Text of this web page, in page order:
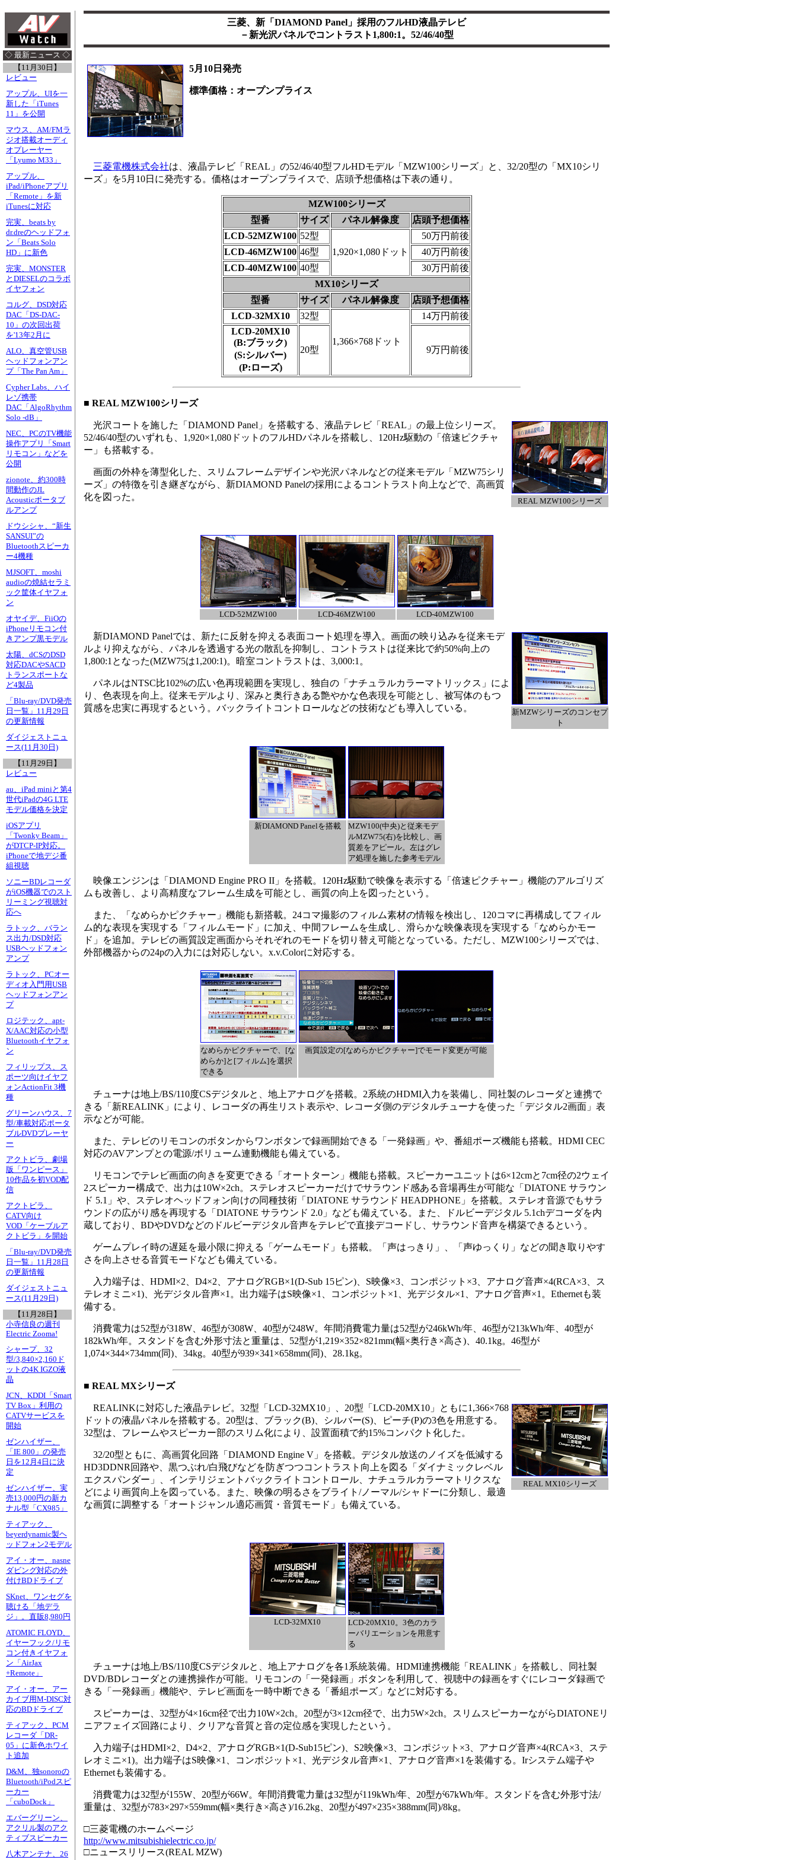
◇ 最新ニュース ◇
【11月30日】
レビュー
アップル、UIを一
新した「iTunes
11」を公開
マウス、AM/FMラ
ジオ搭載オーディ
オプレーヤー
「Lyumo M33」
アップル、
iPad/iPhoneアプリ
「Remote」を新
iTunesに対応
完実、beats by
dr.dreのヘッドフォ
ン「Beats Solo
HD」に新色
完実、MONSTER
とDIESELのコラボ
イヤフォン
コルグ、DSD対応
DAC「DS-DAC-
10」の次回出荷
を'13年2月に
ALO、真空管USB
ヘッドフォンアン
プ「The Pan Am」
Cypher Labs、ハイ
レゾ携帯
DAC「AlgoRhythm
Solo -dB」
NEC、PCのTV機能
操作アプリ「Smart
リモコン」などを
公開
zionote、約300時
間動作のJL
Acousticポータブ
ルアンプ
ドウシシャ、“新生
SANSUI”の
Bluetoothスピーカ
ー4機種
MJSOFT、moshi
audioの焼結セラミ
ック筐体イヤフォ
ン
オヤイデ、FiiOの
iPhoneリモコン付
きアンプ黒モデル
太陽、dCSのDSD
対応DACやSACD
トランスポートな
ど4製品
「Blu-ray/DVD発売
日一覧」11月29日
の更新情報
ダイジェストニュ
ース(11月30日)
【11月29日】
レビュー
au、iPad miniと第4
世代iPadの4G LTE
モデル価格を決定
iOSアプリ
「Twonky Beam」
がDTCP-IP対応。
iPhoneで地デジ番
組視聴
ソニーBDレコーダ
がiOS機器でのスト
リーミング視聴対
応へ
ラトック、バラン
ス出力/DSD対応
USBヘッドフォン
アンプ
ラトック、PCオー
ディオ入門用USB
ヘッドフォンアン
プ
ロジテック、apt-
X/AAC対応の小型
Bluetoothイヤフォ
ン
フィリップス、ス
ポーツ向けイヤフ
ォンActionFit 3機
種
グリーンハウス、7
型/車載対応ポータ
ブルDVDプレーヤ
ー
アクトビラ、劇場
版「ワンピース」
10作品を初VOD配
信
アクトビラ、
CATV向け
VOD「ケーブルア
クトビラ」を開始
「Blu-ray/DVD発売
日一覧」11月28日
の更新情報
ダイジェストニュ
ース(11月29日)
【11月28日】
小寺信良の週刊
Electric Zooma!
シャープ、32
型/3,840×2,160ド
ットの4K IGZO液
晶
JCN、KDDI「Smart
TV Box」利用の
CATVサービスを
開始
ゼンハイザー、
「IE 800」の発売
日を12月4日に決
定
ゼンハイザー、実
売13,000円の新カ
ナル型「CX985」
ティアック、
beyerdynamic製ヘ
ッドフォン2モデル
アイ・オー、nasne
ダビング対応の外
付けBDドライブ
SKnet、ワンセグを
聴ける「地デラ
ジ」。直販8,980円
ATOMIC FLOYD、
イヤーフック/リモ
コン付きイヤフォ
ン「AirJax
+Remote」
アイ・オー、アー
カイブ用M-DISC対
応のBDドライブ
ティアック、PCM
レコーダ「DR-
05」に新色ホワイ
ト追加
D&M、独sonoroの
Bluetooth/iPodスピ
ーカー
「cuboDock」
エバーグリーン、
アクリル製のアク
ティブスピーカー
八木アンテナ、26
三菱、新「DIAMOND Panel」採用のフルHD液晶テレビ
－新光沢パネルでコントラスト1,800:1。52/46/40型
5月10日発売
標準価格：オープンプライス
三菱電機株式会社は、液晶テレビ「REAL」の52/46/40型フルHDモデル「MZW100シリーズ」と、32/20型の「MX10シリ
ーズ」を5月10日に発売する。価格はオープンプライスで、店頭予想価格は下表の通り。
MZW100シリーズ
型番
サイズ パネル解像度
店頭予想価格
LCD-52MZW100 52型
1,920×1,080ドット
50万円前後
LCD-46MZW100 46型
40万円前後
LCD-40MZW100 40型
30万円前後
MX10シリーズ
型番
サイズ パネル解像度
店頭予想価格
LCD-32MX10
32型
1,366×768ドット
14万円前後
LCD-20MX10
(B:ブラック)
(S:シルバー)
(P:ローズ)
20型 9万円前後
■ REAL MZW100シリーズ
REAL MZW100シリーズ
光沢コートを施した「DIAMOND Panel」を搭載する、液晶テレビ「REAL」の最上位シリーズ。
52/46/40型のいずれも、1,920×1,080ドットのフルHDパネルを搭載し、120Hz駆動の「倍速ピクチャ
ー」も搭載する。
画面の外枠を薄型化した、スリムフレームデザインや光沢パネルなどの従来モデル「MZW75シリ
ーズ」の特徴を引き継ぎながら、新DIAMOND Panelの採用によるコントラスト向上などで、高画質
化を図った。
LCD-52MZW100 LCD-46MZW100 LCD-40MZW100
新MZWシリーズのコンセプ
ト
新DIAMOND Panelでは、新たに反射を抑える表面コート処理を導入。画面の映り込みを従来モデ
ルより抑えながら、パネルを透過する光の散乱を抑制し、コントラストは従来比で約50%向上の
1,800:1となった(MZW75は1,200:1)。暗室コントラストは、3,000:1。
パネルはNTSC比102%の広い色再現範囲を実現し、独自の「ナチュラルカラーマトリックス」によ
り、色表現を向上。従来モデルより、深みと奥行きある艶やかな色表現を可能とし、被写体のもつ
質感を忠実に再現するという。バックライトコントロールなどの技術なども導入している。
新DIAMOND Panelを搭載
MZW100(中央)と従来モデ
ルMZW75(右)を比較し、画
質差をアピール。左はグレ
ア処理を施した参考モデル
映像エンジンは「DIAMOND Engine PRO II」を搭載。120Hz駆動で映像を表示する「倍速ピクチャー」機能のアルゴリズ
ムも改善し、より高精度なフレーム生成を可能とし、画質の向上を図ったという。
また、「なめらかピクチャー」機能も新搭載。24コマ撮影のフィルム素材の情報を検出し、120コマに再構成してフィル
ム的な表現を実現する「フィルムモード」に加え、中間フレームを生成し、滑らかな映像表現を実現する「なめらかモー
ド」を追加。テレビの画質設定画面からそれぞれのモードを切り替え可能となっている。ただし、MZW100シリーズでは、
外部機器からの24pの入力には対応しない。x.v.Colorに対応する。
なめらかピクチャーで、[な
めらか]と[フィルム]を選択
できる
画質設定の[なめらかピクチャー]でモード変更が可能
チューナは地上/BS/110度CSデジタルと、地上アナログを搭載。2系統のHDMI入力を装備し、同社製のレコーダと連携で
きる「新REALINK」により、レコーダの再生リスト表示や、レコーダ側のデジタルチューナを使った「デジタル2画面」表
示などが可能。
また、テレビのリモコンのボタンからワンボタンで録画開始できる「一発録画」や、番組ポーズ機能も搭載。HDMI CEC
対応のAVアンプとの電源/ボリューム連動機能も備えている。
リモコンでテレビ画面の向きを変更できる「オートターン」機能も搭載。スピーカーユニットは6×12cmと7cm径の2ウェイ
2スピーカー構成で、出力は10W×2ch。ステレオスピーカーだけでサラウンド感ある音場再生が可能な「DIATONE サラウン
ド 5.1」や、ステレオヘッドフォン向けの同種技術「DIATONE サラウンド HEADPHONE」を搭載。ステレオ音源でもサラ
ウンドの広がり感を再現する「DIATONE サラウンド 2.0」なども備えている。また、ドルビーデジタル 5.1chデコーダを内
蔵しており、BDやDVDなどのドルビーデジタル音声をテレビで直接デコードし、サラウンド音声を構築できるという。
ゲームプレイ時の遅延を最小限に抑える「ゲームモード」も搭載。「声はっきり」、「声ゆっくり」などの聞き取りやす
さを向上させる音質モードなども備えている。
入力端子は、HDMI×2、D4×2、アナログRGB×1(D-Sub 15ピン)、S映像×3、コンポジット×3、アナログ音声×4(RCA×3、ス
テレオミニ×1)、光デジタル音声×1。出力端子はS映像×1、コンポジット×1、光デジタル×1、アナログ音声×1。Ethernetも装
備する。
消費電力は52型が318W、46型が308W、40型が248W。年間消費電力量は52型が246kWh/年、46型が213kWh/年、40型が
182kWh/年。スタンドを含む外形寸法と重量は、52型が1,219×352×821mm(幅×奥行き×高さ)、40.1kg。46型が
1,074×344×734mm(同)、34kg。40型が939×341×658mm(同)、28.1kg。
■ REAL MXシリーズ
REAL MX10シリーズ
REALINKに対応した液晶テレビ。32型「LCD-32MX10」、20型「LCD-20MX10」ともに1,366×768
ドットの液晶パネルを搭載する。20型は、ブラック(B)、シルバー(S)、ピーチ(P)の3色を用意する。
32型は、フレームやスピーカー部のスリム化により、設置面積で約15%コンパクト化した。
32/20型ともに、高画質化回路「DIAMOND Engine V」を搭載。デジタル放送のノイズを低減する
HD3DDNR回路や、黒つぶれ/白飛びなどを防ぎつつコントラスト向上を図る「ダイナミックレベル
エクスパンダー」、インテリジェントバックライトコントロール、ナチュラルカラーマトリクスな
どにより画質向上を図っている。また、映像の明るさをブライト/ノーマル/シャドーに分類し、最適
な画質に調整する「オートジャンル適応画質・音質モード」も備えている。
LCD-32MX10
LCD-20MX10。3色のカラ
ーバリエーションを用意す
る
チューナは地上/BS/110度CSデジタルと、地上アナログを各1系統装備。HDMI連携機能「REALINK」を搭載し、同社製
DVD/BDレコーダとの連携操作が可能。リモコンの「一発録画」ボタンを利用して、視聴中の録画をすぐにレコーダ録画で
きる「一発録画」機能や、テレビ画面を一時中断できる「番組ポーズ」などに対応する。
スピーカーは、32型が4×16cm径で出力10W×2ch。20型が3×12cm径で、出力5W×2ch。スリムスピーカーながらDIATONEリ
ニアフェイズ回路により、クリアな音質と音の定位感を実現したという。
入力端子はHDMI×2、D4×2、アナログRGB×1(D-Sub15ピン)、S2映像×3、コンポジット×3、アナログ音声×4(RCA×3、ステ
レオミニ×1)。出力端子はS映像×1、コンポジット×1、光デジタル音声×1、アナログ音声×1を装備する。Irシステム端子や
Ethernetも装備する。
消費電力は32型が155W、20型が66W。年間消費電力量は32型が119kWh/年、20型が67kWh/年。スタンドを含む外形寸法/
重量は、32型が783×297×559mm(幅×奥行き×高さ)/16.2kg、20型が497×235×388mm(同)/8kg。
□三菱電機のホームページ
http://www.mitsubishielectric.co.jp/
□ニュースリリース(REAL MZW)